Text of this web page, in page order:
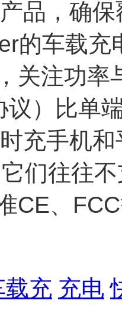
品，确
的车载
关注功
议）比单
充手机和
们往往
CE、
载充 充电